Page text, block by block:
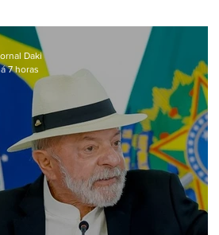
Daki
7 horas